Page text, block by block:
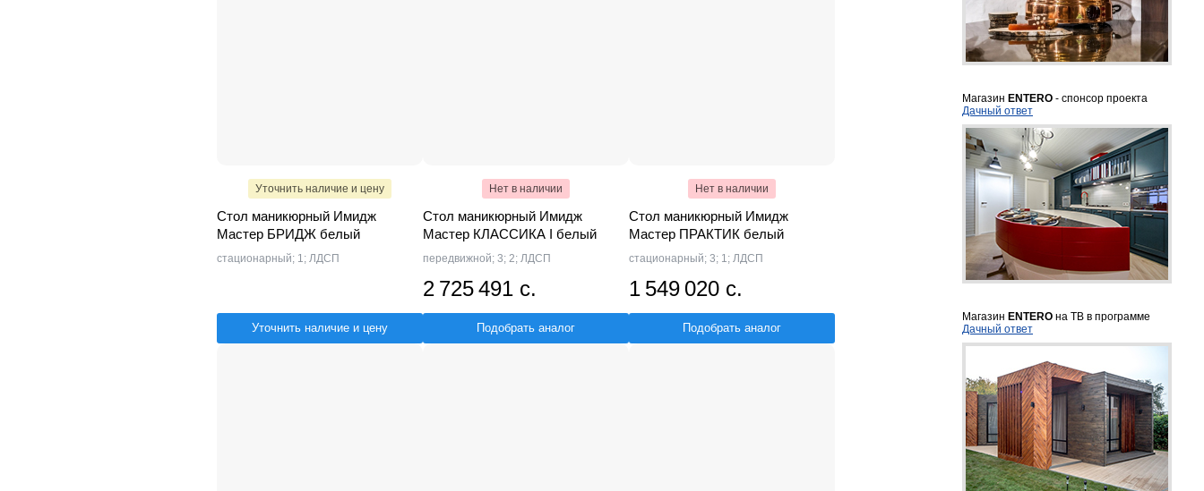
Уточнить наличие и цену
Стол маникюрный Имидж
Мастер БРИДЖ белый
стационарный; 1; ЛДСП
Уточнить наличие и цену
Нет в наличии
Стол маникюрный Имидж
Мастер КЛАССИКА I белый
передвижной; 3; 2; ЛДСП
2 725 491 с.
Подобрать аналог
Нет в наличии
Стол маникюрный Имидж
Мастер ПРАКТИК белый
стационарный; 3; 1; ЛДСП
1 549 020 с.
Подобрать аналог
Магазин ENTERO - спонсор проекта
Дачный ответ
Магазин ENTERO на ТВ в программе
Дачный ответ